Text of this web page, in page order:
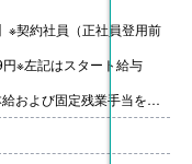
※契約社員（正社員登用前
※左記はスタート給与
および固定残業手当を含
場合、栄養士・管理栄
時間分）となります。